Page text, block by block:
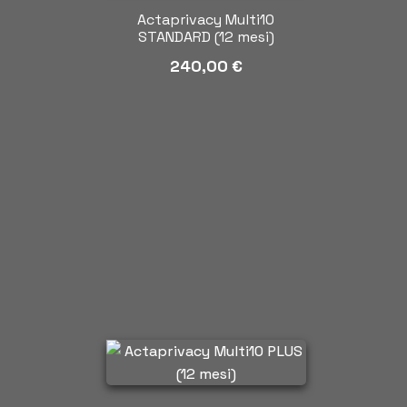
Actaprivacy Multi10
STANDARD (12 mesi)
240,00 €